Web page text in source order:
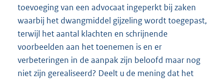
toevoeging van een advocaat ingeperkt bij zaken
waarbij het dwangmiddel gijzeling wordt toegepast,
terwijl het aantal klachten en schrijnende
voorbeelden aan het toenemen is en er
verbeteringen in de aanpak zijn beloofd maar nog
niet zijn gerealiseerd? Deelt u de mening dat het